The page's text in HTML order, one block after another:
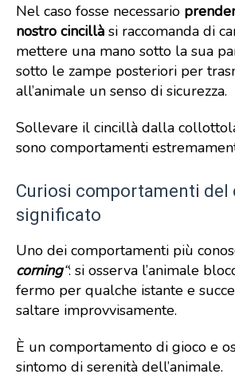
Nel caso fosse necessario
nostro cincillà si raccomanda di
mettere una mano sotto la sua
sotto le zampe posteriori per
all’animale un senso di sicurezza.
Sollevare il cincillà dalla
sono comportamenti
Curiosi comportamenti del
significato
Uno dei comportamenti più
corning“: si osserva l’animale
fermo per qualche istante e
saltare improvvisamente.
È un comportamento di gioco e
sintomo di serenità dell’animale.